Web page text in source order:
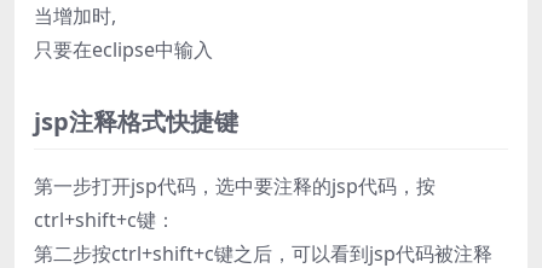
当增加时,
只要在eclipse中输入
jsp注释格式快捷键
第一步打开jsp代码，选中要注释的jsp代码，按
ctrl+shift+c键：
第二步按ctrl+shift+c键之后，可以看到jsp代码被注释